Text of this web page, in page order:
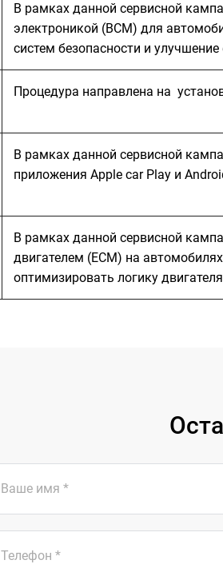
В рамках данной сервисной
электроникой (BCM) для
систем безопасности и
Процедура направлена на
В рамках данной сервисной
приложения Apple car Play и
В рамках данной сервисной
двигателем (ECM) на
оптимизировать логику
Ваше имя *
Телефон *